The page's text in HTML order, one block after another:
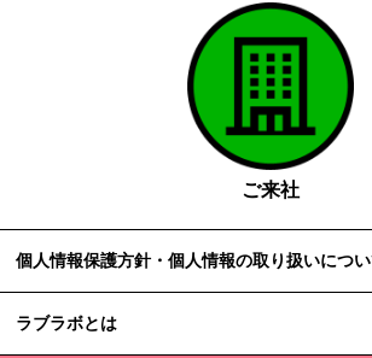
ご来社
個人情報保護方針・個人情報の取り扱いにつ
ラブラボとは